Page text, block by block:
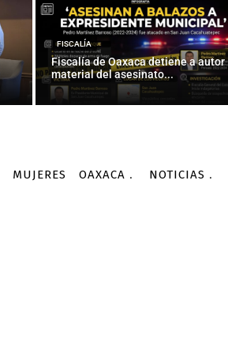
FISCALÍA
Fiscalía de Oaxaca detiene a autor
material del asesinato...
MUJERES OAXACA NOTICIAS